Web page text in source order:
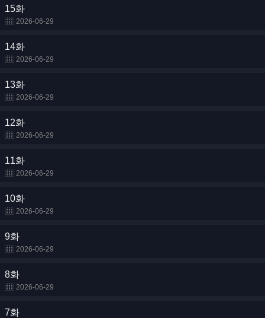
15화
2026-06-29
14화
2026-06-29
13화
2026-06-29
12화
2026-06-29
11화
2026-06-29
10화
2026-06-29
9화
2026-06-29
8화
2026-06-29
7화